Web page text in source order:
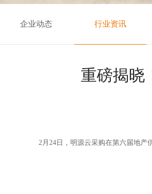
企业动态 行业资讯
重磅揭晓
2月24日，明源云采购在第六届地